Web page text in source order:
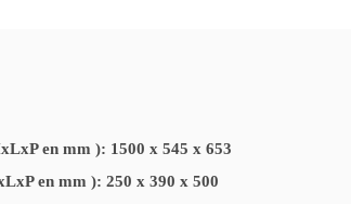
en mm ): 1500 x 545 x 653
en mm ): 250 x 390 x 500